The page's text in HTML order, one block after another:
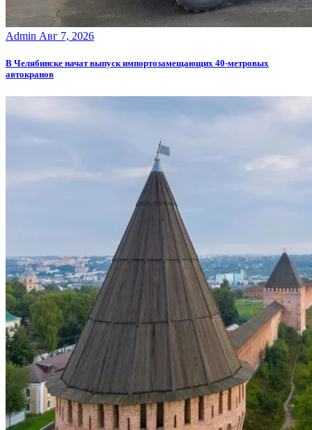
Admin Авг 7, 2026
В Челябинске начат выпуск импортозамещающих 40-метровых
автокранов